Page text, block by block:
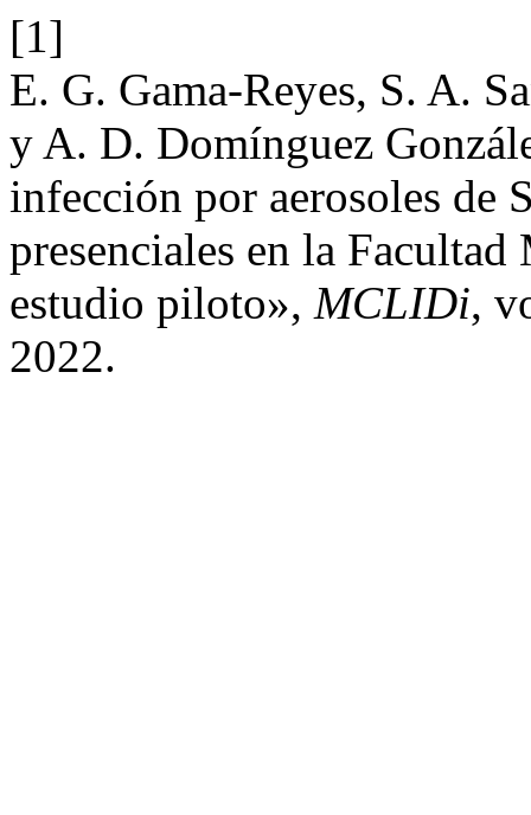
[1]
E. G. Gama-Reyes, S. A.
y A. D. Domínguez
infección por aerosoles de
presenciales en la
estudio piloto», MCLIDi,
2022.